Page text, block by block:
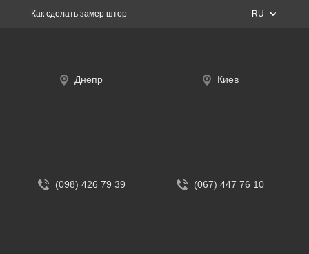
Как сделать замер штор RU
Днепр
(098) 426 79 39
Киев
(067) 447 76 10